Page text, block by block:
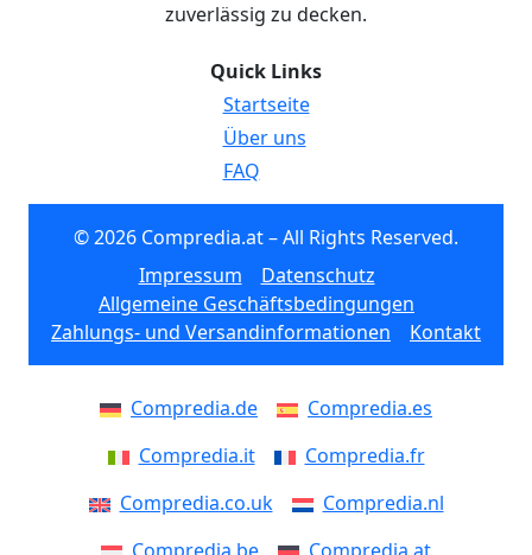
zuverlässig zu decken.
Quick Links
Startseite
Über uns
FAQ
© 2026 Compredia.at – All Rights Reserved.
Impressum
Datenschutz
Allgemeine Geschäftsbedingungen
Zahlungs- und Versandinformationen
Kontakt
Compredia.de
Compredia.es
Compredia.it
Compredia.fr
Compredia.co.uk
Compredia.nl